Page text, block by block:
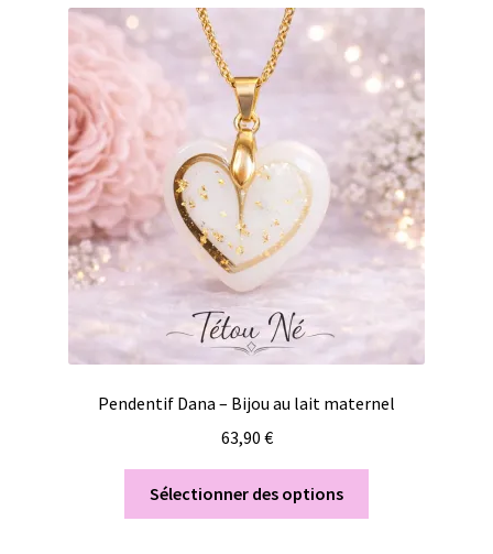
Pendentif Dana – Bijou au lait maternel
63,90 €
Sélectionner des options